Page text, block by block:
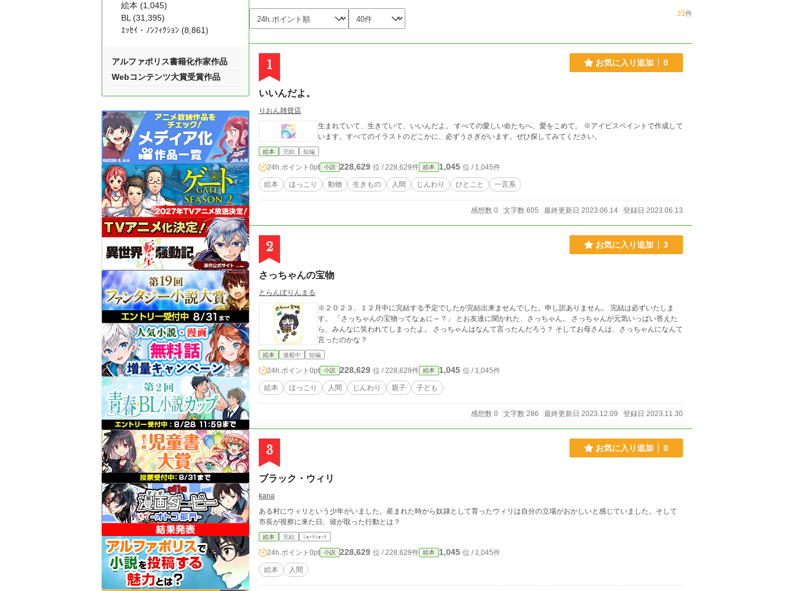
23件
1 お気に入り追加 0
いいんだよ。
りおん雑貨店
生まれていて、生きていて、いいんだよ。 すべての愛しい命たちへ、愛をこめて。 ※アイビスペイントで作成して
います。すべてのイラストのどこかに、必ずうさぎがいます。ぜひ探してみてください。
絵本 完結 短編
24h.ポイント 0pt 小説 228,629 位 / 228,629件 絵本 1,045 位 / 1,045件
絵本 ほっこり 動物 生きもの 人間 じんわり ひとこと 一言系
感想数 0 文字数 605 最終更新日 2023.06.14 登録日 2023.06.13
2 お気に入り追加 3
さっちゃんの宝物
とらんぽりんまる
※２０２３、１２月中に完結する予定でしたが完結出来ませんでした。申し訳ありません。 完結は必ずいたしま
す。 「さっちゃんの宝物ってなぁに～？」 とお友達に聞かれた、さっちゃん。 さっちゃんが元気いっぱい答えた
ら、みんなに笑われてしまったよ。 さっちゃんはなんて言ったんだろう？ そしてお母さんは、さっちゃんになんて
言ったのかな？
絵本 連載中 短編
24h.ポイント 0pt 小説 228,629 位 / 228,629件 絵本 1,045 位 / 1,045件
絵本 ほっこり 人間 じんわり 親子 子ども
感想数 0 文字数 286 最終更新日 2023.12.09 登録日 2023.11.30
3 お気に入り追加 0
ブラック・ウィリ
kana
ある村にウィリという少年がいました。産まれた時から奴隷として育ったウィリは自分の立場がおかしいと感じていました。そして
市長が視察に来た日、彼が取った行動とは？
絵本 完結 ｼｮｰﾄｼｮｰﾄ
24h.ポイント 0pt 小説 228,629 位 / 228,629件 絵本 1,045 位 / 1,045件
絵本 人間
絵本 (1,045)
BL (31,395)
ｴｯｾｲ・ﾉﾝﾌｨｸｼｮﾝ (8,861)
アルファポリス書籍化作家作品
Webコンテンツ大賞受賞作品